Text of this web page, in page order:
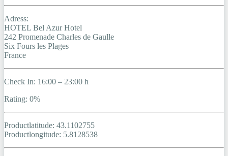
Adress:
HOTEL Bel Azur Hotel
242 Promenade Charles de Gaulle
Six Fours les Plages
France
Check In: 16:00 – 23:00 h
Rating: 0%
Productlatitude: 43.1102755
Productlongitude: 5.8128538